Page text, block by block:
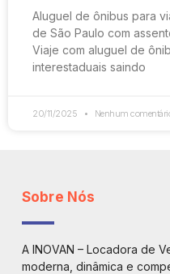
Aluguel de ônibus para
de São Paulo com
Viaje com aluguel de
interestaduais saindo
20/11/2025 Nenhum
Sobre Nós
A INOVAN – Locadora de
moderna, dinâmica e